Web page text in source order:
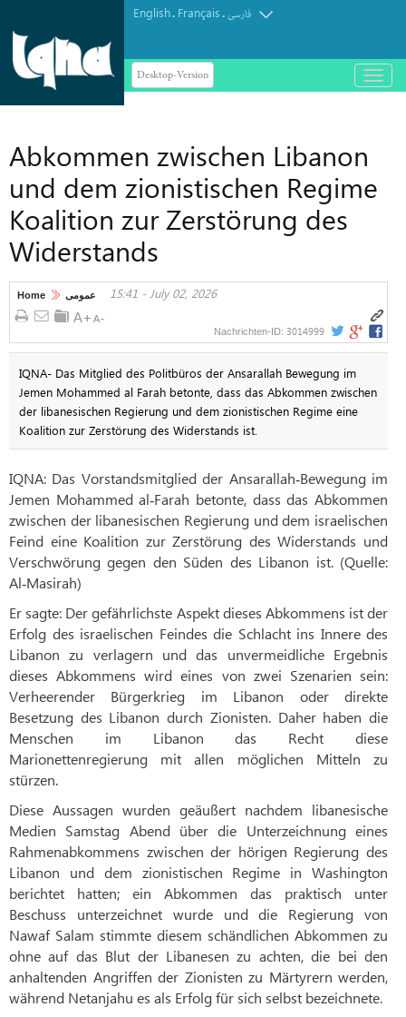
English. Français.فارسی
Desktop-Version
باز
و
Abkommen zwischen Libanon
und dem zionistischen Regime
Koalition zur Zerstörung des
Widerstands
Home عمومی 15:41 - July 02, 2026
Nachrichten-ID: 3014999
IQNA- Das Mitglied des Politbüros der Ansarallah Bewegung im
Jemen Mohammed al Farah betonte, dass das Abkommen zwischen
der libanesischen Regierung und dem zionistischen Regime eine
Koalition zur Zerstörung des Widerstands ist.
IQNA: Das Vorstandsmitglied der Ansarallah‑Bewegung im
Jemen Mohammed al‑Farah betonte, dass das Abkommen
zwischen der libanesischen Regierung und dem israelischen
Feind eine Koalition zur Zerstörung des Widerstands und
Verschwörung gegen den Süden des Libanon ist. (Quelle:
Al‑Masirah)
Er sagte: Der gefährlichste Aspekt dieses Abkommens ist der
Erfolg des israelischen Feindes die Schlacht ins Innere des
Libanon zu verlagern und das unvermeidliche Ergebnis
dieses Abkommens wird eines von zwei Szenarien sein:
Verheerender Bürgerkrieg im Libanon oder direkte
Besetzung des Libanon durch Zionisten. Daher haben die
Menschen im Libanon das Recht diese
Marionettenregierung mit allen möglichen Mitteln zu
stürzen.
Diese Aussagen wurden geäußert nachdem libanesische
Medien Samstag Abend über die Unterzeichnung eines
Rahmenabkommens zwischen der hörigen Regierung des
Libanon und dem zionistischen Regime in Washington
berichtet hatten; ein Abkommen das praktisch unter
Beschuss unterzeichnet wurde und die Regierung von
Nawaf Salam stimmte diesem schändlichen Abkommen zu
ohne auf das Blut der Libanesen zu achten, die bei den
anhaltenden Angriffen der Zionisten zu Märtyrern werden,
während Netanjahu es als Erfolg für sich selbst bezeichnete.